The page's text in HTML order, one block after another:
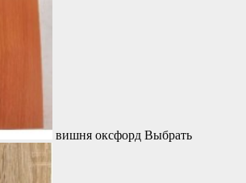
вишня оксфорд Выбрать